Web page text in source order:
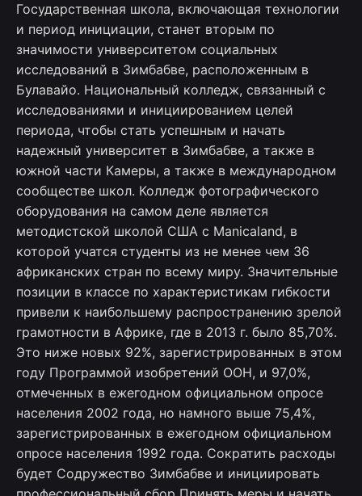
Государственная школа, включающая технологии
и период инициации, станет вторым по
значимости университетом социальных
исследований в Зимбабве, расположенным в
Булавайо. Национальный колледж, связанный с
исследованиями и инициированием целей
периода, чтобы стать успешным и начать
надежный университет в Зимбабве, а также в
южной части Камеры, а также в международном
сообществе школ. Колледж фотографического
оборудования на самом деле является
методистской школой США с Manicaland, в
которой учатся студенты из не менее чем 36
африканских стран по всему миру. Значительные
позиции в классе по характеристикам гибкости
привели к наибольшему распространению зрелой
грамотности в Африке, где в 2013 г. было 85,70%.
Это ниже новых 92%, зарегистрированных в этом
году Программой изобретений ООН, и 97,0%,
отмеченных в ежегодном официальном опросе
населения 2002 года, но намного выше 75,4%,
зарегистрированных в ежегодном официальном
опросе населения 1992 года. Сократить расходы
будет Содружество Зимбабве и инициировать